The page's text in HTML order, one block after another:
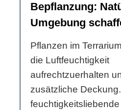
Bepflanzung:
Umgebung
Pflanzen im
die Luftfeuchtigkeit
aufrechtzuerhalten
zusätzliche